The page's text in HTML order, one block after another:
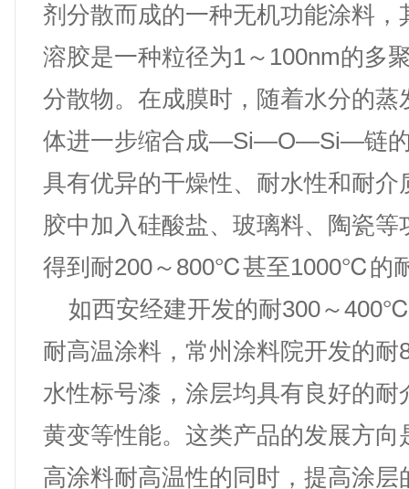
剂分散而成的一种无机功能涂料，
溶胶是一种粒径为1～100nm的多
分散物。在成膜时，随着水分的蒸
体进一步缩合成—Si—O—Si—链的
具有优异的干燥性、耐水性和耐介
胶中加入硅酸盐、玻璃料、陶瓷等
得到耐200～800℃甚至1000℃的
如西安经建开发的耐300～
耐高温涂料，常州涂料院开发的
水性标号漆，涂层均具有良好的耐
黄变等性能。这类产品的发展方向
高涂料耐高温性的同时，提高涂层